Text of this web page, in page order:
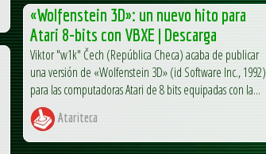
«Wolfenstein 3D»: un nuevo hito para
Atari 8-bits con VBXE | Descarga
Viktor "w1k" Čech (República Checa) acaba de publicar
una versión de «Wolfenstein 3D» (id Software Inc., 1992)
para las computadoras Atari de 8 bits equipadas con la...
Atariteca